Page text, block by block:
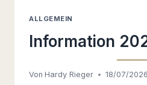
ALLGEMEIN
Information
Von Hardy Rieger 18/07/2026